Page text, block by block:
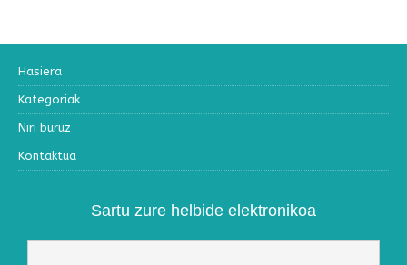
Hasiera
Kategoriak
Niri buruz
Kontaktua
Sartu zure helbide elektronikoa